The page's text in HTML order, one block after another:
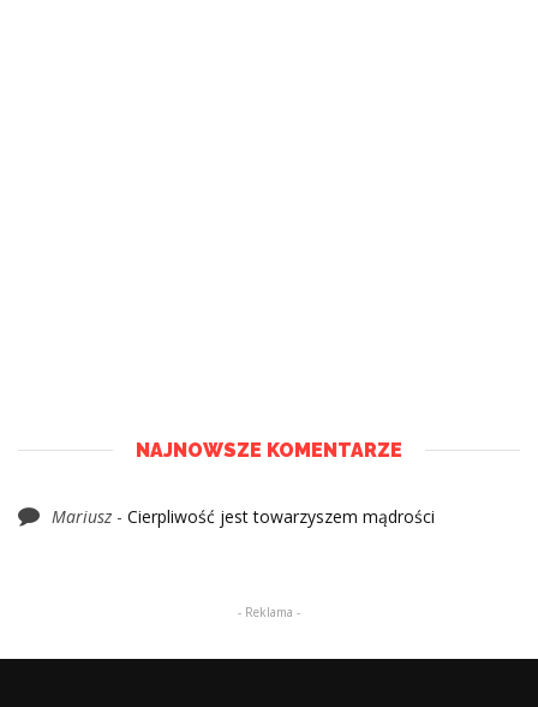
NAJNOWSZE KOMENTARZE
Mariusz - Cierpliwość jest towarzyszem mądrości
- Reklama -